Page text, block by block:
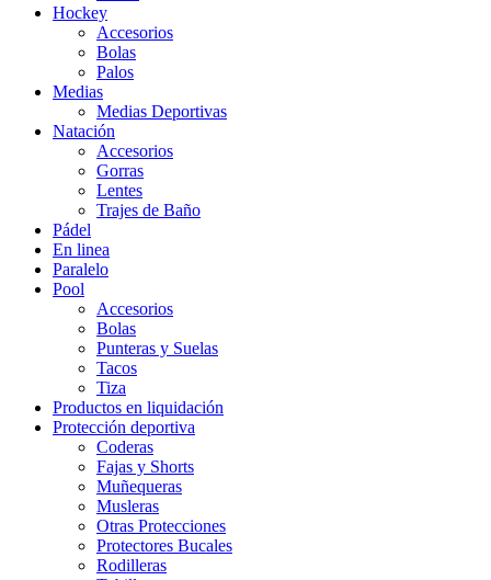
Hockey
Accesorios
Bolas
Palos
Medias
Medias Deportivas
Natación
Accesorios
Gorras
Lentes
Trajes de Baño
Pádel
En linea
Paralelo
Pool
Accesorios
Bolas
Punteras y Suelas
Tacos
Tiza
Productos en liquidación
Protección deportiva
Coderas
Fajas y Shorts
Muñequeras
Musleras
Otras Protecciones
Protectores Bucales
Rodilleras